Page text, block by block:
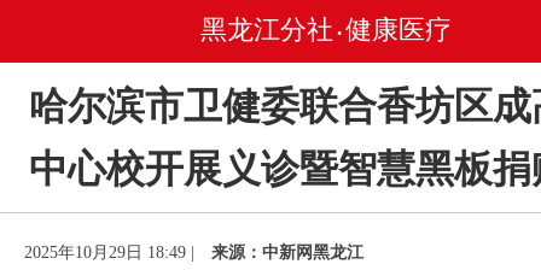
黑龙江分社 • 健康医疗
哈尔滨市卫健委联合香坊区
中心校开展义诊暨智慧黑板
2025年10月29日 18:49 | 来源：中新网黑龙江